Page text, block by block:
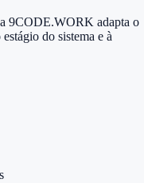
9CODE.WORK adapta o
do sistema e à